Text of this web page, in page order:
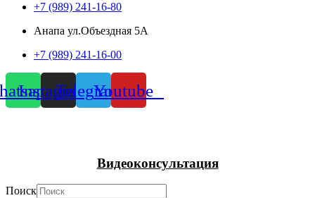
+7 (989) 241-16-80
Анапа ул.Объездная 5А
+7 (989) 241-16-00
InstagramTelegramYoutube
Видеоконсультация
Поиск